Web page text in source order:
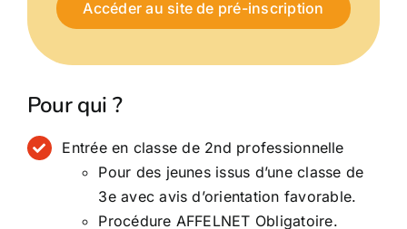
Accéder au site de pré-inscription
Pour qui ?
Entrée en classe de 2nd professionnelle
Pour des jeunes issus d’une classe de
3e avec avis d’orientation favorable.
Procédure AFFELNET Obligatoire.